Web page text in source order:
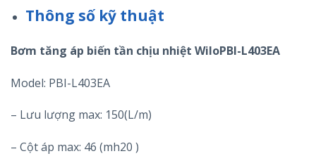
Thông số kỹ thuật
Bơm tăng áp biến tần chịu nhiệt WiloPBI-L403EA
Model: PBI-L403EA
– Lưu lượng max: 150(L/m)
– Cột áp max: 46 (mh20 )